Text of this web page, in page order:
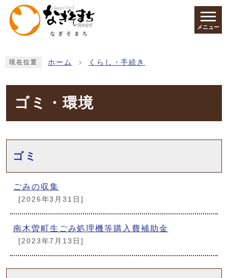
ページの先頭です
メニュー
現在位置 ホーム くらし・手続き
ゴミ・環境
メインメニュー
ゴミ
ごみの収集
[2026年3月31日]
南木曽町生ごみ処理機等購入費補助金
[2023年7月13日]